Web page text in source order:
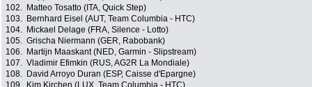
102.
Matteo Tosatto (ITA, Quick Step)
103.
Bernhard Eisel (AUT, Team Columbia - HTC)
104.
Mickael Delage (FRA, Silence - Lotto)
105. Grischa Niermann (GER, Rabobank)
106.
Martijn Maaskant (NED, Garmin - Slipstream)
107. Vladimir Efimkin (RUS, AG2R La Mondiale)
108.
David Arroyo Duran (ESP, Caisse d'Epargne)